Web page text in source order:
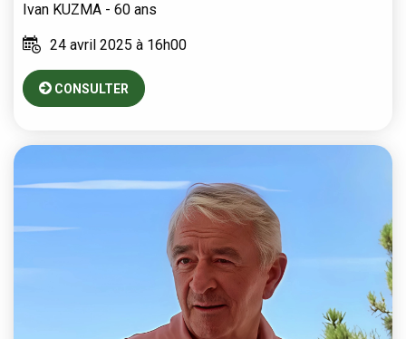
Ivan KUZMA - 60 ans
24 avril 2025 à 16h00
CONSULTER